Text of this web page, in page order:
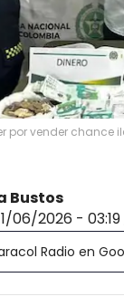
por vender chance
Bustos
06/2026 - 03:19
Radio en